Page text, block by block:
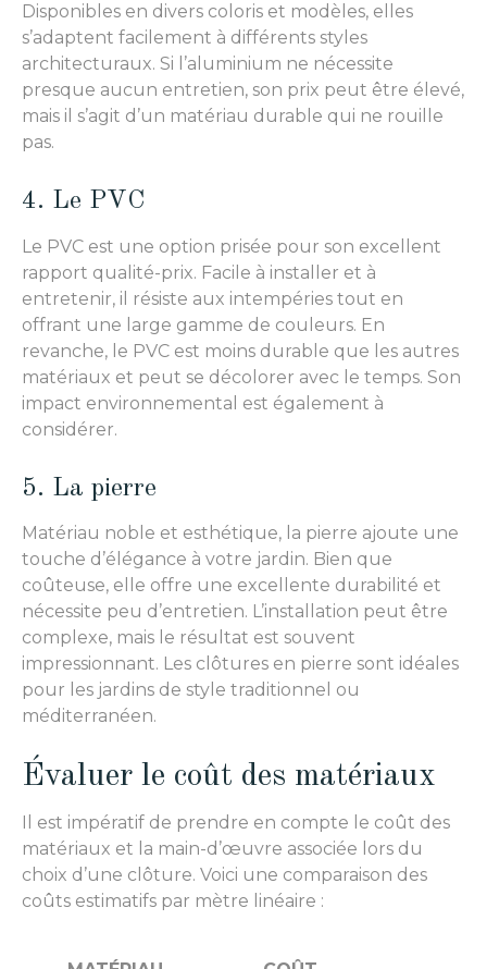
Disponibles en divers coloris et modèles, elles
s’adaptent facilement à différents styles
architecturaux. Si l’aluminium ne nécessite
presque aucun entretien, son prix peut être élevé,
mais il s’agit d’un matériau durable qui ne rouille
pas.
4. Le PVC
Le PVC est une option prisée pour son excellent
rapport qualité-prix. Facile à installer et à
entretenir, il résiste aux intempéries tout en
offrant une large gamme de couleurs. En
revanche, le PVC est moins durable que les autres
matériaux et peut se décolorer avec le temps. Son
impact environnemental est également à
considérer.
5. La pierre
Matériau noble et esthétique, la pierre ajoute une
touche d’élégance à votre jardin. Bien que
coûteuse, elle offre une excellente durabilité et
nécessite peu d’entretien. L’installation peut être
complexe, mais le résultat est souvent
impressionnant. Les clôtures en pierre sont idéales
pour les jardins de style traditionnel ou
méditerranéen.
Évaluer le coût des matériaux
Il est impératif de prendre en compte le coût des
matériaux et la main-d’œuvre associée lors du
choix d’une clôture. Voici une comparaison des
coûts estimatifs par mètre linéaire :